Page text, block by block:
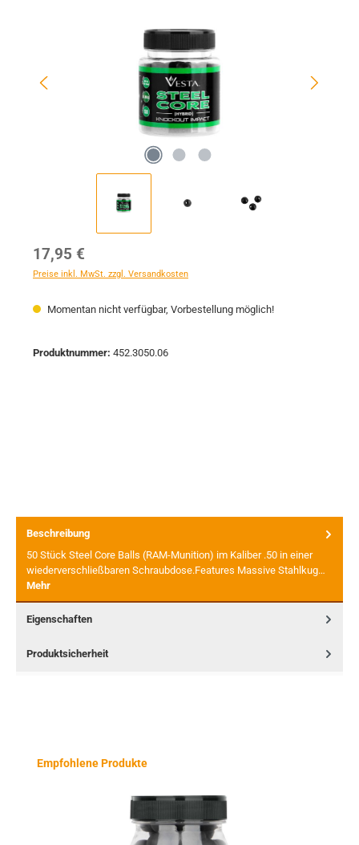
Regulärer Preis:
17,95 €
Preise inkl. MwSt. zzgl. Versandkosten
Momentan nicht verfügbar, Vorbestellung möglich!
Produktnummer: 452.3050.06
Beschreibung
50 Stück Steel Core Balls (RAM-Munition) im Kaliber .50 in einer
wiederverschließbaren Schraubdose.Features Massive Stahlkug…
Mehr
Eigenschaften
Produktsicherheit
Produktgalerie überspringen
Empfohlene Produkte